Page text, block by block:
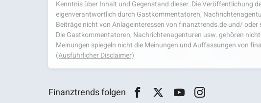
Kenntnis über Inhalt und Gegenstand dieser. Die Veröffentlichung
eigenverantwortlich durch Gastkommentatoren,
Beiträge nicht von Anlageinteressen von finanztrends.de und/
Die Gastkommentatoren, Nachrichtenagenturen usw. gehören
Meinungen spiegeln nicht die Meinungen und Auffassungen von
(Ausführlicher Disclaimer)
Finanztrends folgen